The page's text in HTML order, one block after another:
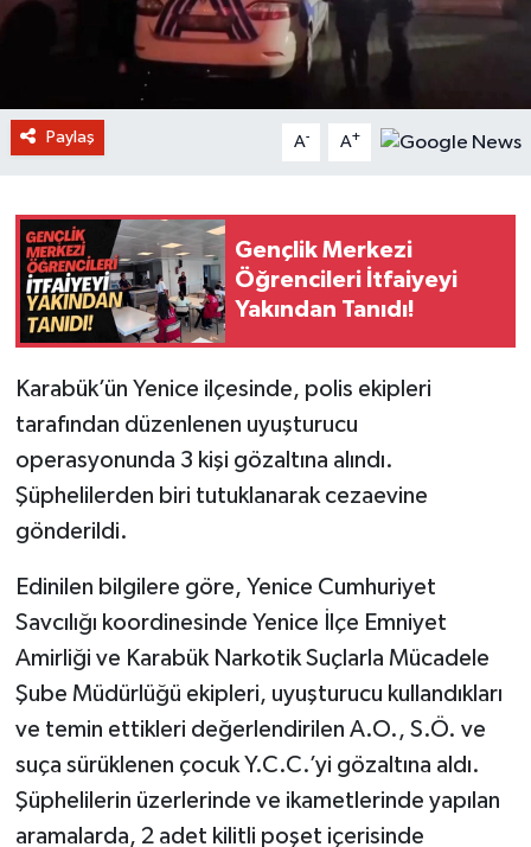
Paylaş A- A+
Gençlik Merkezi
Öğrencileri İtfaiyeyi
Yakından Tanıdı!
Karabük’ün Yenice ilçesinde, polis ekipleri
tarafından düzenlenen uyuşturucu
operasyonunda 3 kişi gözaltına alındı.
Şüphelilerden biri tutuklanarak cezaevine
gönderildi.
Edinilen bilgilere göre, Yenice Cumhuriyet
Savcılığı koordinesinde Yenice İlçe Emniyet
Amirliği ve Karabük Narkotik Suçlarla Mücadele
Şube Müdürlüğü ekipleri, uyuşturucu kullandıkları
ve temin ettikleri değerlendirilen A.O., S.Ö. ve
suça sürüklenen çocuk Y.C.C.’yi gözaltına aldı.
Şüphelilerin üzerlerinde ve ikametlerinde yapılan
aramalarda, 2 adet kilitli poşet içerisinde